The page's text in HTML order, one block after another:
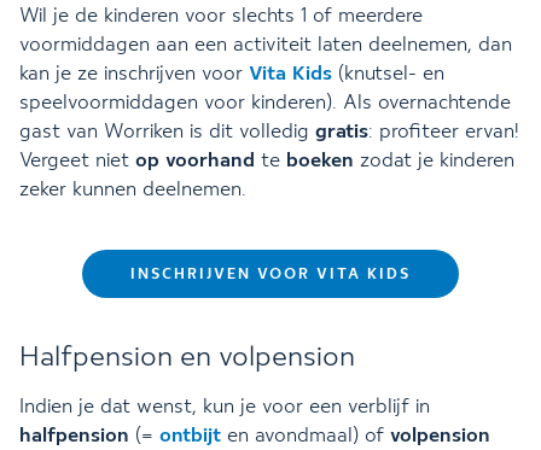
Wil je de kinderen voor slechts 1 of meerdere
voormiddagen aan een activiteit laten deelnemen, dan
kan je ze inschrijven voor Vita Kids (knutsel- en
speelvoormiddagen voor kinderen). Als overnachtende
gast van Worriken is dit volledig gratis: profiteer ervan!
Vergeet niet op voorhand te boeken zodat je kinderen
zeker kunnen deelnemen.
INSCHRIJVEN VOOR VITA KIDS
Halfpension en volpension
Indien je dat wenst, kun je voor een verblijf in
halfpension (= ontbijt en avondmaal) of volpension